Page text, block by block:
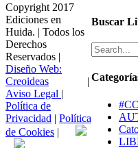
Buscar
Copyright 2017
Ediciones en
Huida. | Todos los
Derechos
Reservados |
Diseño Web:
Creoideas |
Aviso Legal |
Política de
Privacidad | Política
de Cookies |